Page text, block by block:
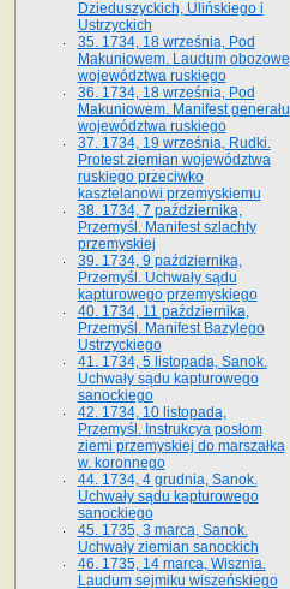
Dzieduszyckich, Ulińskiego i
Ustrzyckich
35. 1734, 18 września, Pod
Makuniowem. Laudum obozowe
województwa ruskiego
36. 1734, 18 września, Pod
Makuniowem. Manifest generału
województwa ruskiego
37. 1734, 19 września, Rudki.
Protest ziemian województwa
ruskiego przeciwko
kasztelanowi przemyskiemu
38. 1734, 7 października,
Przemyśl. Manifest szlachty
przemyskiej
39. 1734, 9 października,
Przemyśl. Uchwały sądu
kapturowego przemyskiego
40. 1734, 11 października,
Przemyśl. Manifest Bazylego
Ustrzyckiego
41. 1734, 5 listopada, Sanok.
Uchwały sądu kapturowego
sanockiego
42. 1734, 10 listopada,
Przemyśl. Instrukcya posłom
ziemi przemyskiej do marszałka
w. koronnego
44. 1734, 4 grudnia, Sanok.
Uchwały sądu kapturowego
sanockiego
45. 1735, 3 marca, Sanok.
Uchwały ziemian sanockich
46. 1735, 14 marca, Wisznia.
Laudum sejmiku wiszeńskiego